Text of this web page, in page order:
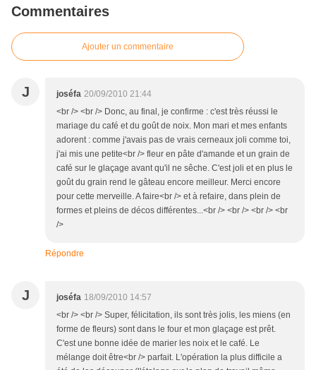
Commentaires
Ajouter un commentaire
J joséfa 20/09/2010 21:44
<br /> <br /> Donc, au final, je confirme : c'est très réussi le
mariage du café et du goût de noix. Mon mari et mes enfants
adorent : comme j'avais pas de vrais cerneaux joli comme toi,
j'ai mis une petite<br /> fleur en pâte d'amande et un grain de
café sur le glaçage avant qu'il ne sêche. C'est joli et en plus le
goût du grain rend le gâteau encore meilleur. Merci encore
pour cette merveille. A faire<br /> et à refaire, dans plein de
formes et pleins de décos différentes...<br /> <br /> <br /> <br
/>
Répondre
J joséfa 18/09/2010 14:57
<br /> <br /> Super, félicitation, ils sont très jolis, les miens (en
forme de fleurs) sont dans le four et mon glaçage est prêt.
C'est une bonne idée de marier les noix et le café. Le
mélange doit être<br /> parfait. L'opération la plus difficile a